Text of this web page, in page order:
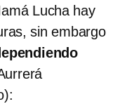
Lucha hay
sin embargo